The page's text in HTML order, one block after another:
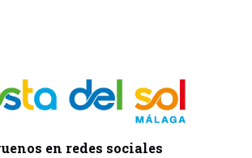
en redes sociales